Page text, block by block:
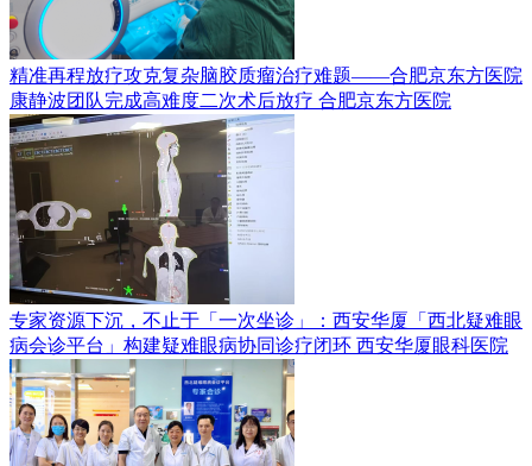
精准再程放疗攻克复杂脑胶质瘤治疗难题——合肥京东方医院
康静波团队完成高难度二次术后放疗 合肥京东方医院
专家资源下沉，不止于「一次坐诊」：西安华厦「西北疑难眼
病会诊平台」构建疑难眼病协同诊疗闭环 西安华厦眼科医院